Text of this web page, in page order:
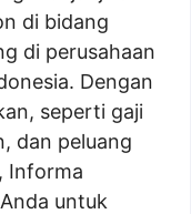
di bidang
di perusahaan
Dengan
seperti gaji
dan peluang
Informa
untuk